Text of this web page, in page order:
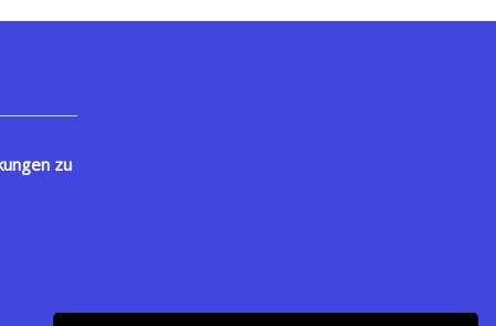
zu